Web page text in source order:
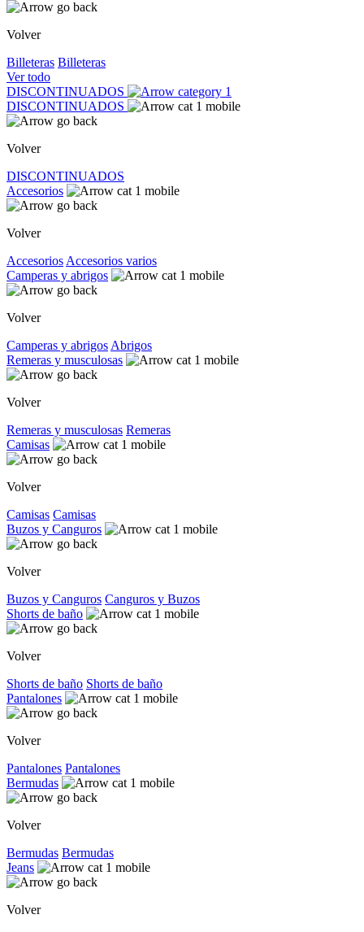
Volver
Billeteras Billeteras
Ver todo
DISCONTINUADOS
DISCONTINUADOS
Volver
DISCONTINUADOS
Accesorios
Volver
Accesorios Accesorios varios
Camperas y abrigos
Volver
Camperas y abrigos Abrigos
Remeras y musculosas
Volver
Remeras y musculosas Remeras
Camisas
Volver
Camisas Camisas
Buzos y Canguros
Volver
Buzos y Canguros Canguros y Buzos
Shorts de baño
Volver
Shorts de baño Shorts de baño
Pantalones
Volver
Pantalones Pantalones
Bermudas
Volver
Bermudas Bermudas
Jeans
Volver